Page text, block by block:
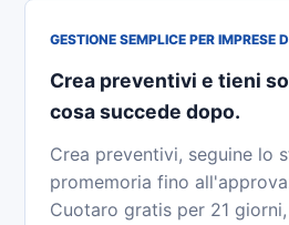
GESTIONE SEMPLICE PER IMPRESE
Crea preventivi e tieni
cosa succede dopo.
Crea preventivi, seguine lo
promemoria fino
Cuotaro gratis per 21